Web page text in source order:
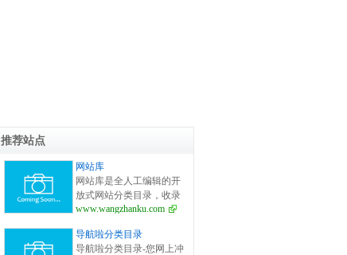
推荐站点
网站库
网站库是全人工编辑的开
放式网站分类目录，收录
国内外、各行业优秀网
面的网站分类目录检索、
优秀网站参考、网站推广
www.wangzhanku.com
导航啦分类目录
导航啦分类目录-您网上冲